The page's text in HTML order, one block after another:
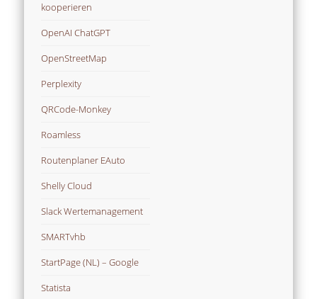
kooperieren
OpenAI ChatGPT
OpenStreetMap
Perplexity
QRCode-Monkey
Roamless
Routenplaner EAuto
Shelly Cloud
Slack Wertemanagement
SMARTvhb
StartPage (NL) – Google
Statista